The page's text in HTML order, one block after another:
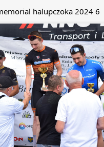
halupczoka 2024 6